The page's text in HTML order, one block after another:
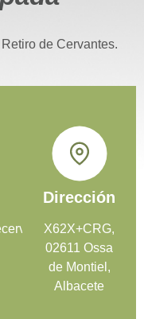
de Cervantes.
Dirección
X62X+CRG,
02611 Ossa
de Montiel,
Albacete